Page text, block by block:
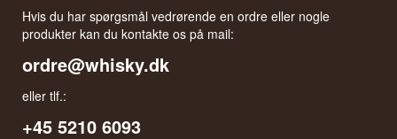
Hvis du har spørgsmål vedrørende en ordre eller nogle
produkter kan du kontakte os på mail:
ordre@whisky.dk
eller tlf.:
+45 5210 6093